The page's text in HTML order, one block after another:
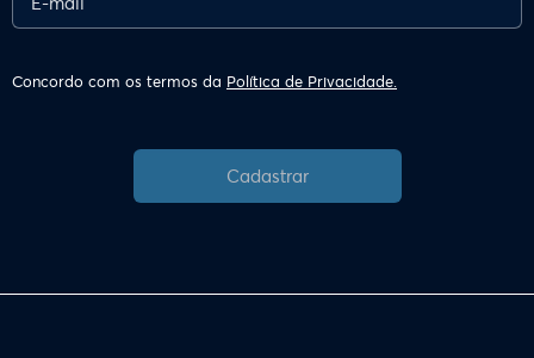
Concordo com os termos da Política de Privacidade.
Cadastrar